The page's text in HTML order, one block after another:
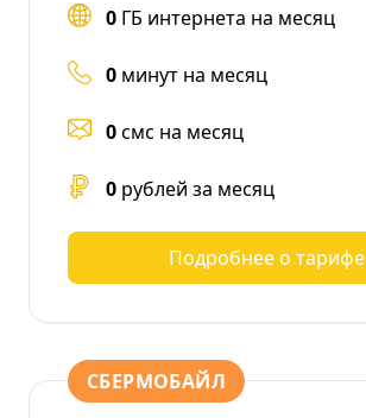
0 ГБ интернета на месяц
0 минут на месяц
0смс на месяц
0 рублей за месяц
Подробнее о тарифе
СБЕРМОБАЙЛ